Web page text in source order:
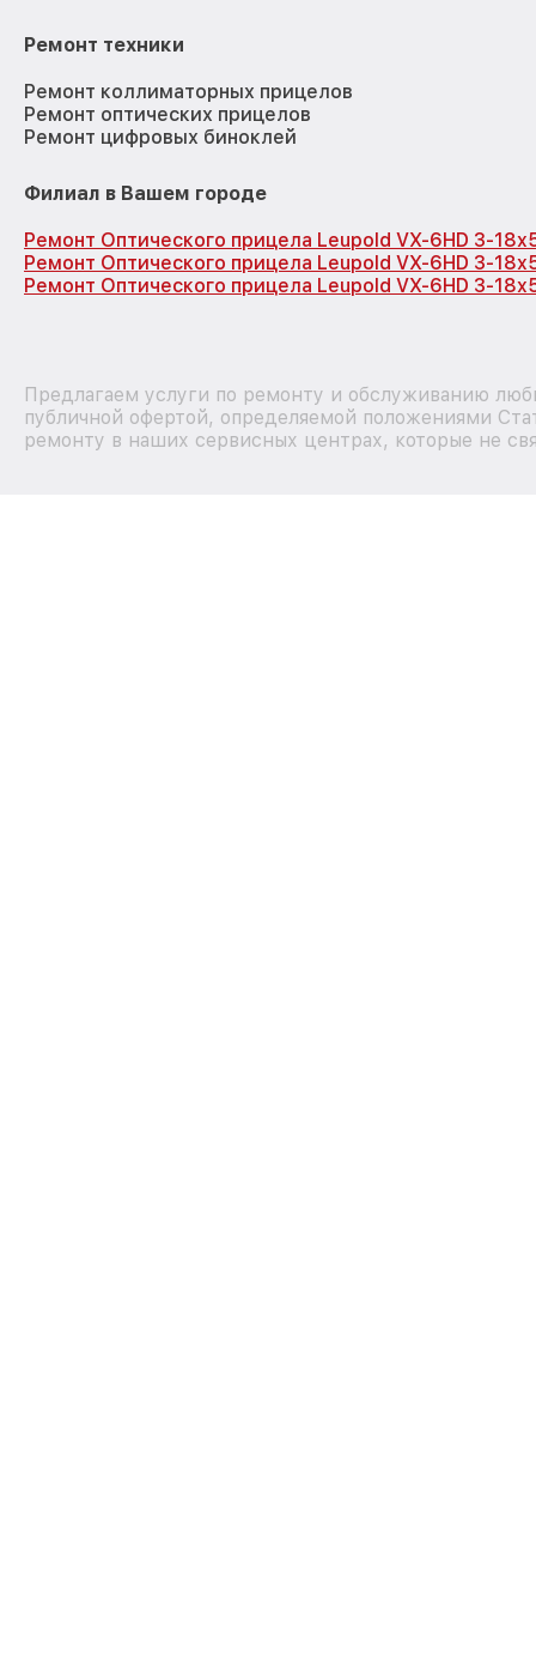
Ремонт техники
Ремонт коллиматорных прицелов
Ремонт оптических прицелов
Ремонт цифровых биноклей
Филиал в Вашем городе
Ремонт Оптического прицела Leupold VX-6HD 3-
Ремонт Оптического прицела Leupold VX-6HD 3-
Ремонт Оптического прицела Leupold VX-6HD 3-
Предлагаем услуги по ремонту и обслуживанию
публичной офертой, определяемой положениями
ремонту в наших сервисных центрах, которые не